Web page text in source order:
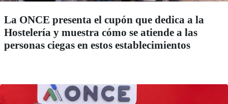
La ONCE presenta el cupón que dedica a la
Hostelería y muestra cómo se atiende a las
personas ciegas en estos establecimientos